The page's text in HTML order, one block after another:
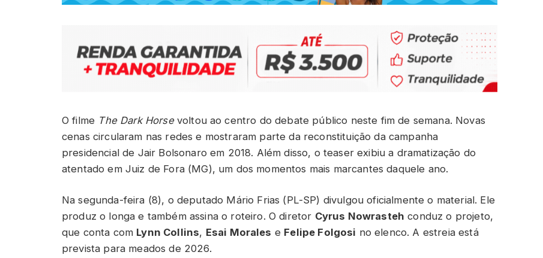
O filme The Dark Horsevoltou ao centro do debate público neste fim de semana. Novas
cenas circularam nas redes e mostraram parte da reconstituição da campanha
presidencial de Jair Bolsonaro em 2018. Além disso, o teaser exibiu a dramatização do
atentado em Juiz de Fora (MG), um dos momentos mais marcantes daquele ano.
Na segunda-feira (8), o deputado Mário Frias (PL-SP) divulgou oficialmente o material. Ele
produz o longa e também assina o roteiro. O diretor Cyrus Nowrasteh conduz o projeto,
que conta com Lynn Collins, Esai Morales e Felipe Folgosi no elenco. A estreia está
prevista para meados de 2026.